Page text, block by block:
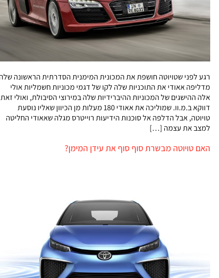
רגע לפני שטויוטה חושפת את המכונית המימנית הסדרתית הראשונה שלה
מדליפה אאודי את התוכניות שלה לקו של דגמי מכוניות חשמליות אולי
אלה ההישגים של המכוניות ההיברידיות שלה במירוצי הסיבולת, ואולי זאת
דווקא ב.מ.וו. שמוליכה את אאודי 180 מעלות מן הכיוון שאליו נוסעת
טויוטה, אבל הדלפה אל סוכנות הידיעות רוייטרס מגלה שאאודי החליטה
למצב את עצמה […]
האם טויוטה מבשרת סוף סוף את עידן המימן?